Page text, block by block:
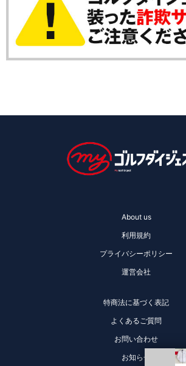
About us
利用規約
プライバシーポリシー
運営会社
特商法に基づく表記
よくあるご質問
お問い合わせ
お知らせ